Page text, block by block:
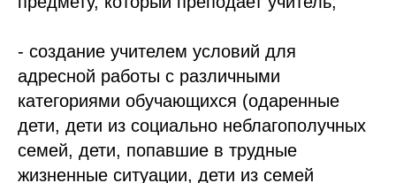
- создание учителем условий для
адресной работы с различными
категориями обучающихся (одаренные
дети, дети из социально неблагополучных
семей, дети, попавшие в трудные
жизненные ситуации, дети из семей